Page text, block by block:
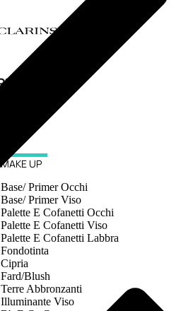
MAKE UP
Base/ Primer Occhi
Base/ Primer Viso
Palette E Cofanetti Occhi
Palette E Cofanetti Viso
Palette E Cofanetti Labbra
Fondotinta
Cipria
Fard/Blush
Terre Abbronzanti
Illuminante Viso